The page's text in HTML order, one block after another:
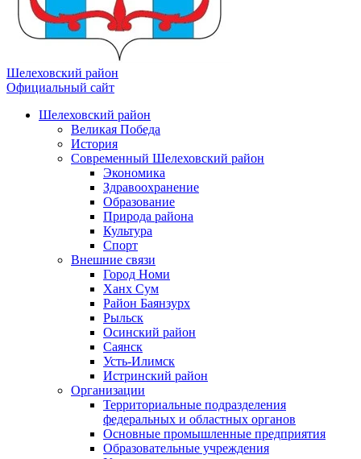
Шелеховский район
Официальный сайт
Шелеховский район
Великая Победа
История
Современный Шелеховский район
Экономика
Здравоохранение
Образование
Природа района
Культура
Спорт
Внешние связи
Город Номи
Ханх Сум
Район Баянзурх
Рыльск
Осинский район
Саянск
Усть-Илимск
Истринский район
Организации
Территориальные подразделения
федеральных и областных органов
Основные промышленные предприятия
Образовательные учреждения